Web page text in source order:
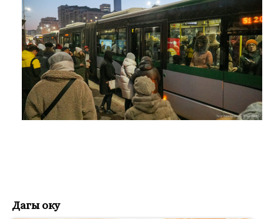
Дагы оку